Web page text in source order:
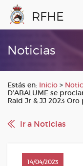
RFHE
Noticias
Estás en: Inicio >
D’ABALUME se
Raid Jr & JJ 2023
Ir a Noticias
14/04/2023